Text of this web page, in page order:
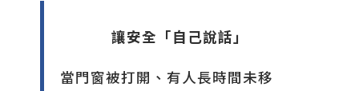
讓安全「自己說話」
當門窗被打開、有人長時間未移